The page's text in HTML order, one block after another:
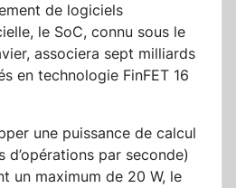
de logiciels
le SoC, connu sous le
associera sept milliards
en technologie FinFET 16
une puissance de calcul
par seconde)
un maximum de 20 W, le